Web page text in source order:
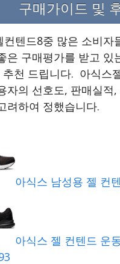
구매가이드 및
컨텐드8중 많은 소비자
은 구매평가를 받고 있
추천 드립니다. 아식스
자의 선호도, 판매실적
려하여 정했습니다.
아식스 남성용 젤 컨
아식스 젤 컨텐드 운